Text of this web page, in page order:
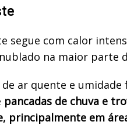
segue com calor
na maior parte
ar quente e umidade
pancadas de chuva e
principalmente em